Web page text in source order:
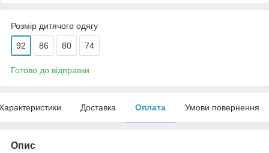
Розмір дитячого одягу
92 86 80 74
Готово до відправки
Доставка Оплата Умови повернення
Опис